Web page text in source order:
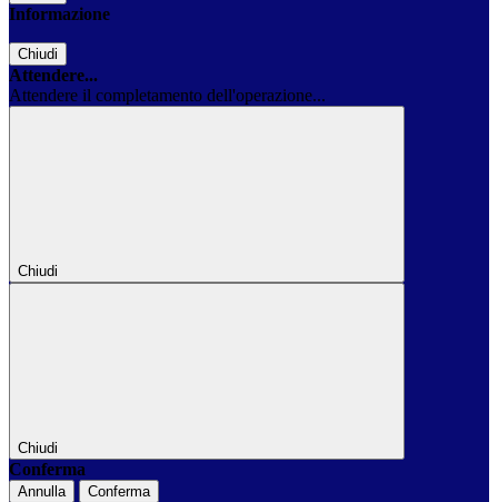
Informazione
Chiudi
Attendere...
Attendere il completamento dell'operazione...
Chiudi
Chiudi
Conferma
Annulla Conferma